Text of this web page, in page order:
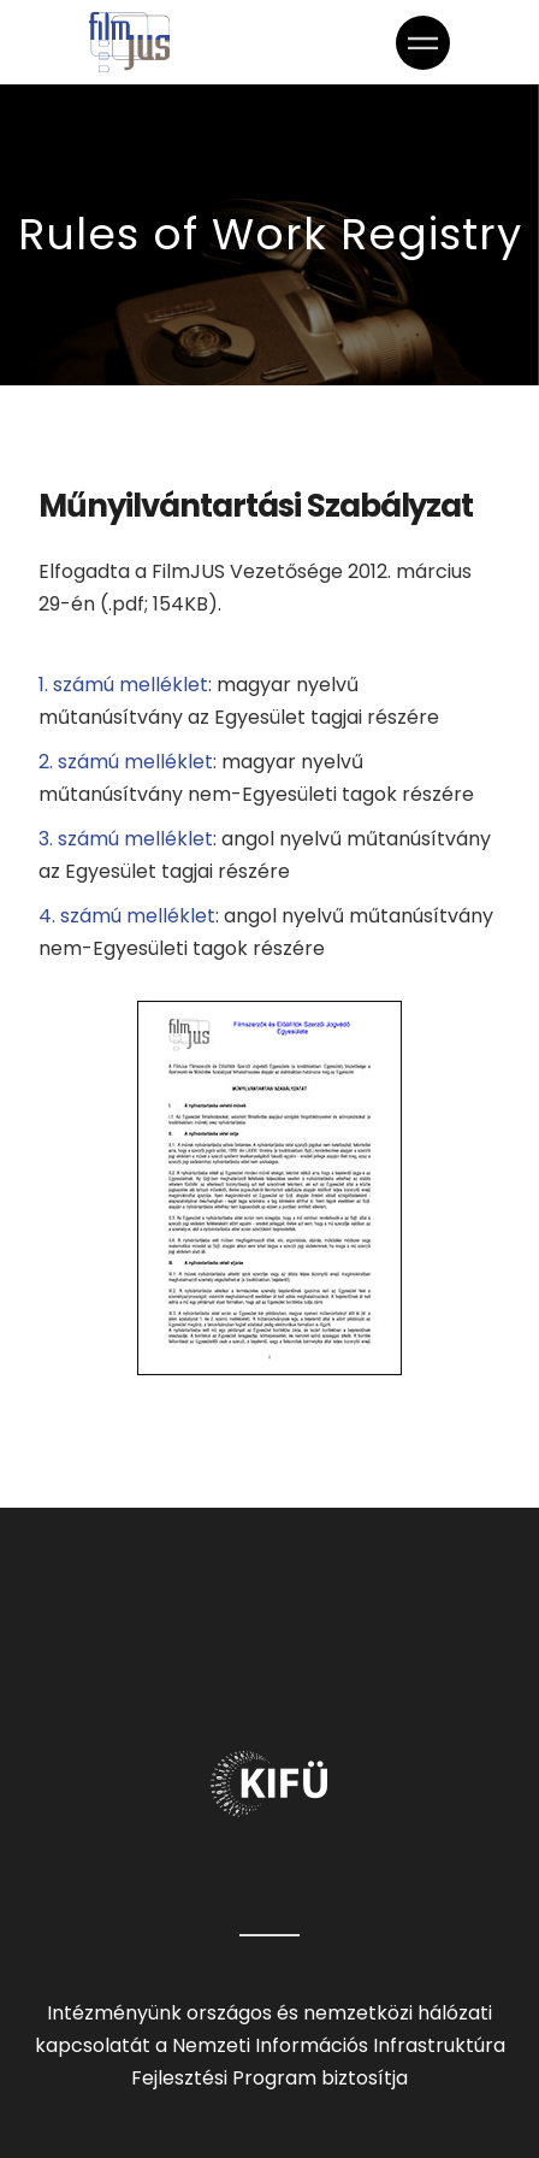
Rules of Work Registry
Műnyilvántartási Szabályzat
Elfogadta a FilmJUS Vezetősége 2012. március
29-én (.pdf; 154KB).
1. számú melléklet: magyar nyelvű
műtanúsítvány az Egyesület tagjai részére
2. számú melléklet: magyar nyelvű
műtanúsítvány nem-Egyesületi tagok részére
3. számú melléklet: angol nyelvű műtanúsítvány
az Egyesület tagjai részére
4. számú melléklet: angol nyelvű műtanúsítvány
nem-Egyesületi tagok részére
Intézményünk országos és nemzetközi hálózati
kapcsolatát a Nemzeti Információs Infrastruktúra
Fejlesztési Program biztosítja